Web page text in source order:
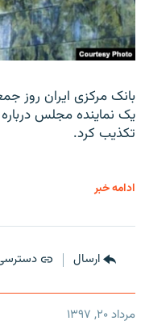
بانک مرکزی ایران روز
تکذیب کرد.
ادامه خبر
ارسال
مرداد ۲۰, ۱۳۹۷